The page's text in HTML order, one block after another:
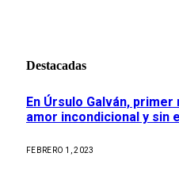
Destacadas
En Úrsulo Galván,
amor incondicional y sin
FEBRERO 1, 2023